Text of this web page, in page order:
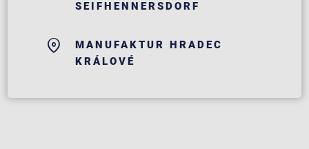
SEIFHENNERSDORF
MANUFAKTUR HRADEC
KRÁLOVÉ